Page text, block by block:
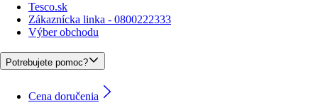
Tesco.sk
Zákaznícka linka - 0800222333
Výber obchodu
Potrebujete pomoc?
Cena doručenia